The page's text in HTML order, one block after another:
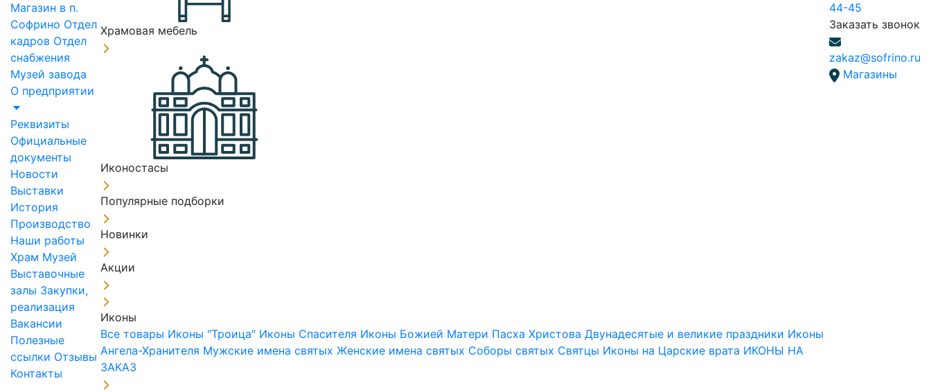
Магазин в п.
Софрино Отдел
кадров Отдел
снабжения
Музей завода
О предприятии
Реквизиты
Официальные
документы
Новости
Выставки
История
Производство
Наши работы
Храм Музей
Выставочные
залы Закупки,
реализация
Вакансии
Полезные
ссылки Отзывы
Контакты
Храмовая мебель
Иконостасы
Популярные подборки
Новинки
Акции
Иконы
Все товары Иконы "Троица" Иконы Спасителя Иконы Божией Матери Пасха ХристоваДвунадесятые и великие праздники Иконы
Ангела-Хранителя Мужские имена святыхЖенские имена святых Соборы святых Святцы Иконы на Царские врата ИКОНЫ НА
ЗАКАЗ
44-45
Заказать звонок
zakaz@sofrino.ru
Магазины